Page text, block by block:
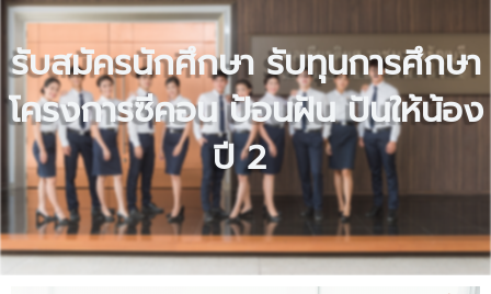
รับสมัครนักศึกษา รับทุนการศึกษา
โครงการซีคอน ป้อนฝัน ปันให้น้อง
ปี 2